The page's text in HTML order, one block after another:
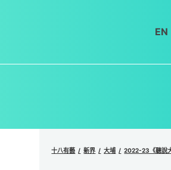
EN
十八有藝 新界 大埔 2022-23《聽說